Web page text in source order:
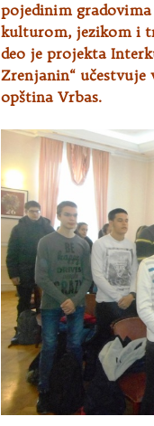
pojedinim
kulturom, jezikom i
deo je projekta
Zrenjanin“
opština Vrbas.